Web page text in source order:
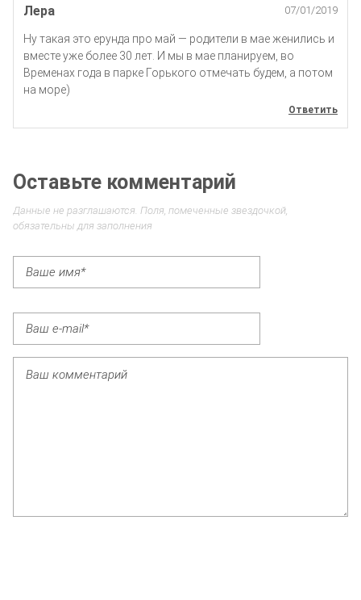
Лера 07/01/2019
Ну такая это ерунда про май — родители в мае женились и
вместе уже более 30 лет. И мы в мае планируем, во
Временах года в парке Горького отмечать будем, а потом
на море)
Ответить
Оставьте комментарий
Данные не разглашаются. Поля, помеченные звездочкой,
обязательны для заполнения